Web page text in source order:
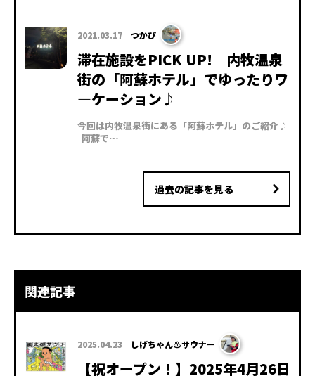
2021.03.17 つかぴ
滞在施設をPICK UP! 内牧温泉
街の「阿蘇ホテル」でゆったりワ
―ケーション♪
今回は内牧温泉街にある「阿蘇ホテル」のご紹介♪
阿蘇で…
過去の記事を見る
関連記事
2025.04.23 しげちゃん♨サウナー
【祝オープン！】2025年4月26日